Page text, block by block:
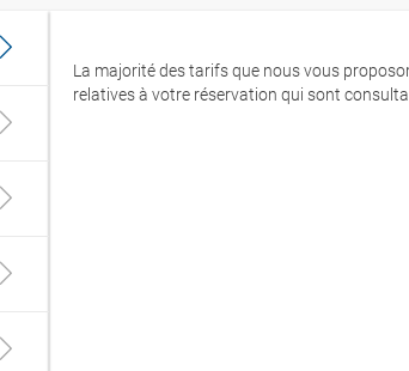
La majorité des tarifs que nous vous
relatives à votre réservation qui sont